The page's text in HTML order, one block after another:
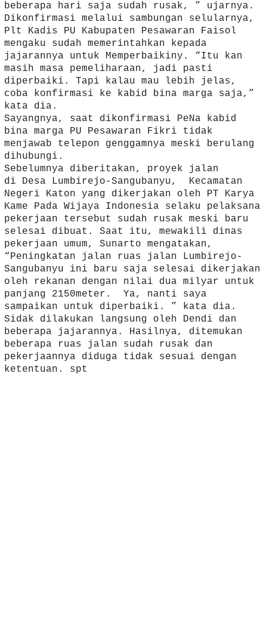
beberapa hari saja sudah rusak, ” ujarnya.
Dikonfirmasi melalui sambungan selularnya,
Plt Kadis PU Kabupaten Pesawaran Faisol
mengaku sudah memerintahkan kepada
jajarannya untuk Memperbaikiny. “Itu kan
masih masa pemeliharaan, jadi pasti
diperbaiki. Tapi kalau mau lebih jelas,
coba konfirmasi ke kabid bina marga saja,”
kata dia.
Sayangnya, saat dikonfirmasi PeNa kabid
bina marga PU Pesawaran Fikri tidak
menjawab telepon genggamnya meski berulang
dihubungi.
Sebelumnya diberitakan, proyek jalan
di Desa Lumbirejo-Sangubanyu, Kecamatan
Negeri Katon yang dikerjakan oleh PT Karya
Kame Pada Wijaya Indonesia selaku pelaksana
pekerjaan tersebut sudah rusak meski baru
selesai dibuat. Saat itu, mewakili dinas
pekerjaan umum, Sunarto mengatakan,
“Peningkatan jalan ruas jalan Lumbirejo-
Sangubanyu ini baru saja selesai dikerjakan
oleh rekanan dengan nilai dua milyar untuk
panjang 2150meter. Ya, nanti saya
sampaikan untuk diperbaiki. ” kata dia.
Sidak dilakukan langsung oleh Dendi dan
beberapa jajarannya. Hasilnya, ditemukan
beberapa ruas jalan sudah rusak dan
pekerjaannya diduga tidak sesuai dengan
ketentuan. spt